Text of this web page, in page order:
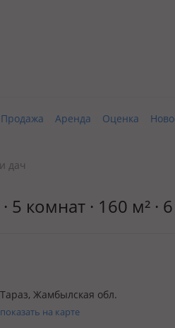
Продажа Аренда Оценка
дач
5 комнат · 160 м² ·
Тараз, Жамбылская обл.
показать на карте